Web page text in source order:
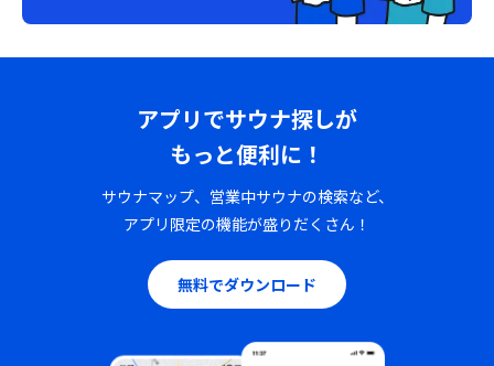
アプリでサウナ探しが
もっと便利に！
サウナマップ、営業中サウナの検索など、
アプリ限定の機能が盛りだくさん！
無料でダウンロード